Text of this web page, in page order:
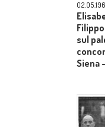
sul
Siena